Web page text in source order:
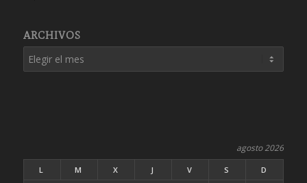
ARCHIVOS
agosto 2026
L M X J V S
D